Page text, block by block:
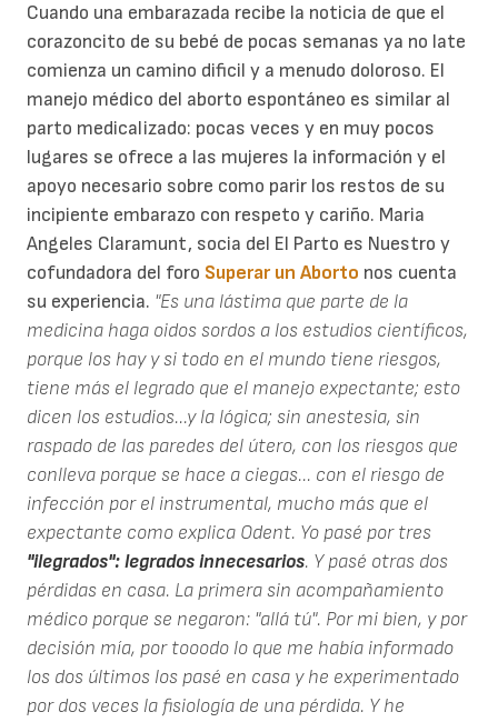
Cuando una embarazada recibe la noticia de que el
corazoncito de su bebé de pocas semanas ya no late
comienza un camino dificil y a menudo doloroso. El
manejo médico del aborto espontáneo es similar al
parto medicalizado: pocas veces y en muy pocos
lugares se ofrece a las mujeres la información y el
apoyo necesario sobre como parir los restos de su
incipiente embarazo con respeto y cariño. Maria
Angeles Claramunt, socia del El Parto es Nuestro y
cofundadora del foro Superar un Aborto nos cuenta
su experiencia. "Es una lástima que parte de la
medicina haga oidos sordos a los estudios científicos,
porque los hay y si todo en el mundo tiene riesgos,
tiene más el legrado que el manejo expectante; esto
dicen los estudios...y la lógica; sin anestesia, sin
raspado de las paredes del útero, con los riesgos que
conlleva porque se hace a ciegas... con el riesgo de
infección por el instrumental, mucho más que el
expectante como explica Odent. Yo pasé por tres
"ilegrados": legrados innecesarios. Y pasé otras dos
pérdidas en casa. La primera sin acompañamiento
médico porque se negaron: "allá tú". Por mi bien, y por
decisión mía, por tooodo lo que me había informado
los dos últimos los pasé en casa y he experimentado
por dos veces la fisiología de una pérdida. Y he